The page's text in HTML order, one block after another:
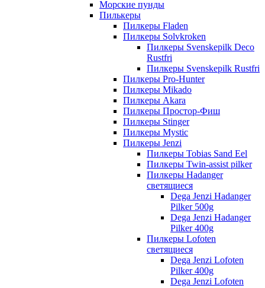
Морские пунды
Пилькеры
Пилкеры Fladen
Пилкеры Solvkroken
Пилкеры Svenskepilk Deco
Rustfri
Пилкеры Svenskepilk Rustfri
Пилкеры Pro-Hunter
Пилкеры Mikado
Пилкеры Akara
Пилкеры Простор-Фиш
Пилкеры Stinger
Пилкеры Mystic
Пилкеры Jenzi
Пилкеры Tobias Sand Eel
Пилкеры Twin-assist pilker
Пилкеры Hadanger
светящиеся
Dega Jenzi Hadanger
Pilker 500g
Dega Jenzi Hadanger
Pilker 400g
Пилкеры Lofoten
светящиеся
Dega Jenzi Lofoten
Pilker 400g
Dega Jenzi Lofoten